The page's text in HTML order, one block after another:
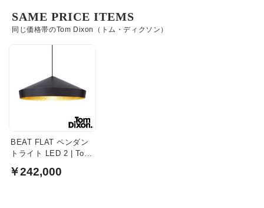
同じ価格帯のTom Dixon（トム・ディクソン）
SAME PRICE ITEMS
BEAT FLAT ペンダン
トライト LED 2 | Tom
￥242,000